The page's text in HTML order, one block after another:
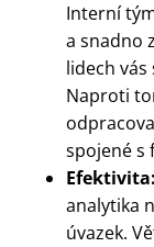
Interní
a snadno
lidech
Naproti
spojené s
Efektivita:
analytika
úvazek.